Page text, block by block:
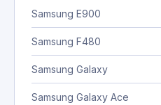
Samsung E900
Samsung F480
Samsung Galaxy
Samsung Galaxy Ace